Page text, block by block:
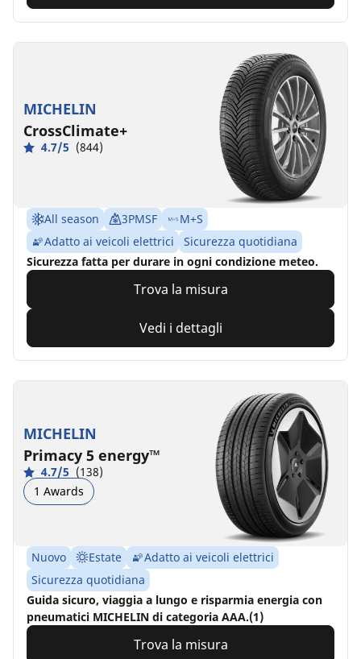
MICHELIN
CrossClimate+
4.7/5 (844)
All season 3PMSF
M+S
Adatto ai veicoli elettrici
Sicurezza quotidiana
Sicurezza fatta per durare in ogni condizione meteo.
Trova la misura
Vedi i dettagli
MICHELIN
Primacy 5 energy™
4.7/5 (138)
1 Awards
Nuovo Estate
Adatto ai veicoli elettrici
Sicurezza quotidiana
Guida sicuro, viaggia a lungo e risparmia energia con
pneumatici MICHELIN di categoria AAA.(1)
Trova la misura